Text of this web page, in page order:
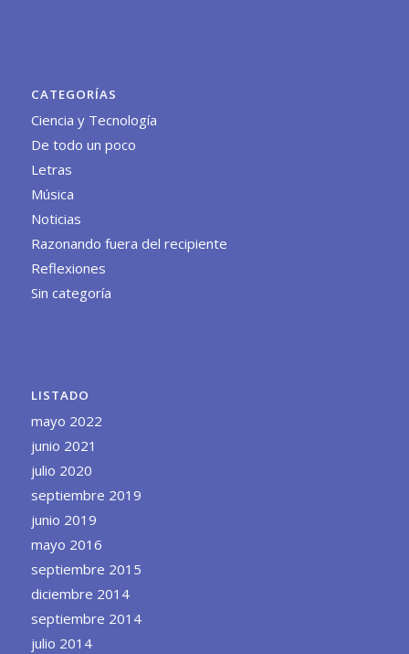
CATEGORÍAS
Ciencia y Tecnología
De todo un poco
Letras
Música
Noticias
Razonando fuera del recipiente
Reflexiones
Sin categoría
LISTADO
mayo 2022
junio 2021
julio 2020
septiembre 2019
junio 2019
mayo 2016
septiembre 2015
diciembre 2014
septiembre 2014
julio 2014